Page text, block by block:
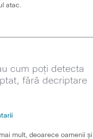
atac.
cum poți detecta
fără decriptare
mult, deoarece oamenii și